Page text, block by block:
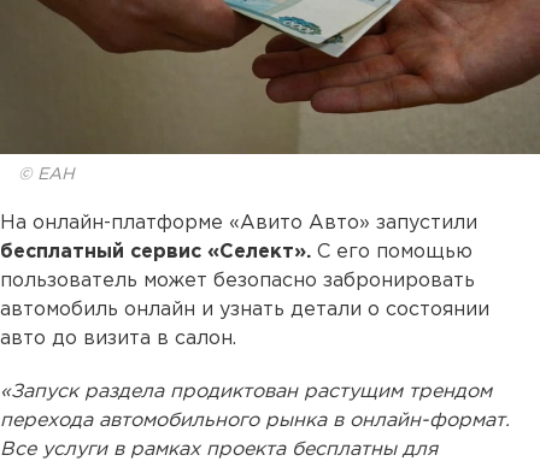
© ЕАН
На онлайн-платформе «Авито Авто» запустили
бесплатный сервис «Селект». С его помощью
пользователь может безопасно забронировать
автомобиль онлайн и узнать детали о состоянии
авто до визита в салон.
«Запуск раздела продиктован растущим трендом
перехода автомобильного рынка в онлайн-формат.
Все услуги в рамках проекта бесплатны для